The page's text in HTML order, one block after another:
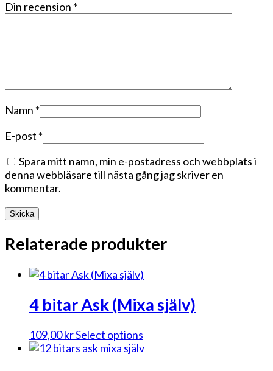
Din recension *
Namn *
E-post *
Spara mitt namn, min e-postadress och webbplats i
denna webbläsare till nästa gång jag skriver en
kommentar.
Relaterade produkter
4 bitar Ask (Mixa själv)
109,00krSelect options